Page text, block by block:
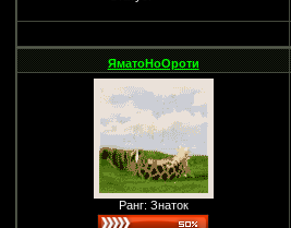
ЯматоНоОроти
Ранг: Знаток